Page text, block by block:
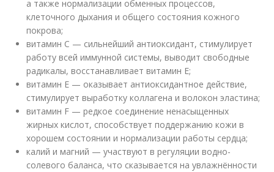
а также нормализации обменных процессов,
клеточного дыхания и общего состояния кожного
покрова;
витамин С — сильнейший антиоксидант, стимулирует
работу всей иммунной системы, выводит свободные
радикалы, восстанавливает витамин Е;
витамин Е — оказывает антиоксидантное действие,
стимулирует выработку коллагена и волокон эластина;
витамин F — редкое соединение ненасыщенных
жирных кислот, способствует поддержанию кожи в
хорошем состоянии и нормализации работы сердца;
калий и магний — участвуют в регуляции водно-
солевого баланса, что сказывается на увлажнённости